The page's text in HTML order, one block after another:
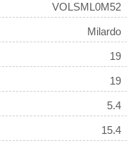
VOLSML0M52
Milardo
19
19
5.4
15.4